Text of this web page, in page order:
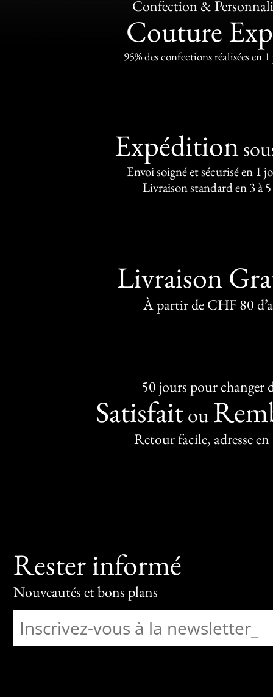
Confection &
Couture
95% des confections réalisées en
Expédition
Envoi soigné et sécurisé en 1
Livraison standard en 3 à
Livraison
À partir de CHF 80
50 jours pour changer
Satisfaitou
Retour facile, adresse en
Rester informé
Nouveautés et bons plans